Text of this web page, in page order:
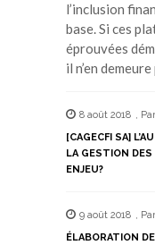
l’inclusion
base. Si ces
éprouvées
il n’en
8 août 2018 , Par
[CAGECFI SA]
LA GESTION
ENJEU?
9 août 2018 , Par
ÉLABORATION